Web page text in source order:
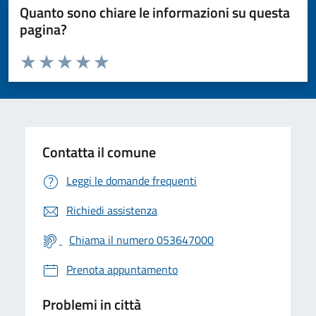
Quanto sono chiare le informazioni su questa
pagina?
Valuta da 1 a 5 stelle la pagina
Valuta 5 stelle su 5
Valuta 4 stelle su 5
Valuta 3 stelle su 5
Valuta 2 stelle su 5
Valuta 1 stelle su 5
Contatta il comune
Leggi le domande frequenti
Richiedi assistenza
Chiama il numero 053647000
Prenota appuntamento
Problemi in città